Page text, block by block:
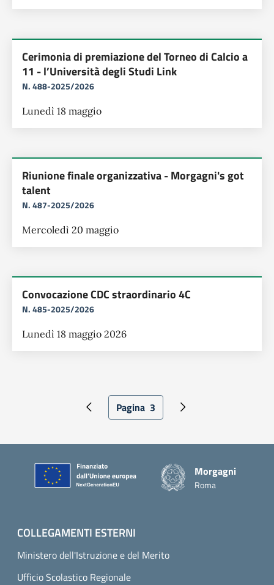
Cerimonia di premiazione del Torneo di Calcio a
11 - l’Università degli Studi Link
N. 488-2025/2026
Lunedì 18 maggio
Riunione finale organizzativa - Morgagni's got
talent
N. 487-2025/2026
Mercoledì 20 maggio
Convocazione CDC straordinario 4C
N. 485-2025/2026
Lunedì 18 maggio 2026
Pagina precedente
Pagina attuale
Pagina 3 Pagina successiva
Piè di pagina
Morgagni
Roma
COLLEGAMENTI ESTERNI
Ministero dell'Istruzione e del Merito
Ufficio Scolastico Regionale